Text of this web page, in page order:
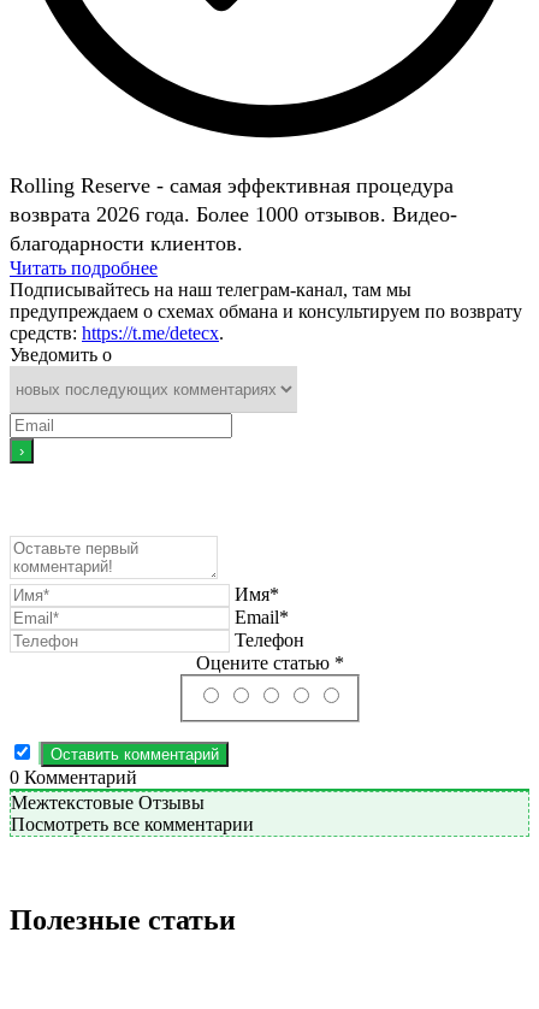
Rolling Reserve - самая эффективная процедура
возврата 2026 года. Более 1000 отзывов. Видео-
благодарности клиентов.
Читать подробнее
Подписывайтесь на наш телеграм-канал, там мы
предупреждаем о схемах обмана и консультируем по возврату
средств: https://t.me/detecx.
Уведомить о
Имя*
Email*
Телефон
Оцените статью *
0 Комментарий
Межтекстовые Отзывы
Посмотреть все комментарии
Полезные статьи